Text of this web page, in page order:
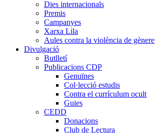
Dies internacionals
Premis
Campanyes
Xarxa Lila
Aules contra la violència de gènere
Divulgació
Butlletí
Publicacions CDP
Genuïnes
Col·lecció estudis
Contra el currículum ocult
Guies
CEDD
Donacions
Club de Lectura